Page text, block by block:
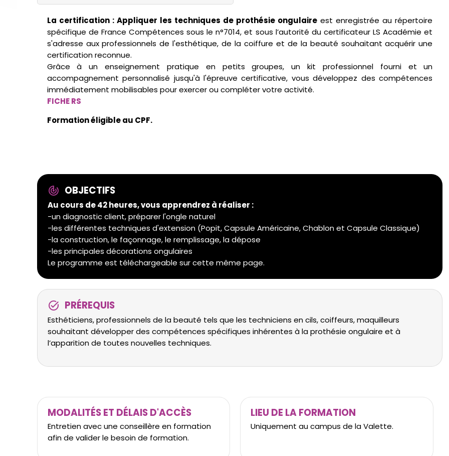
La certification : Appliquer les techniques de prothésie ongulaire est enregistrée au répertoire
spécifique de France Compétences sous le n°7014, et sous l’autorité du certificateur LS Académie et
s'adresse aux professionnels de l'esthétique, de la coiffure et de la beauté souhaitant acquérir une
certification reconnue.
Grâce à un enseignement pratique en petits groupes, un kit professionnel fourni et un
accompagnement personnalisé jusqu'à l'épreuve certificative, vous développez des compétences
immédiatement mobilisables pour exercer ou compléter votre activité.
FICHE RS
Formation éligible au CPF.
track_changes OBJECTIFS
Au cours de 42 heures, vous apprendrez à réaliser :
-un diagnostic client, préparer l'ongle naturel
-les différentes techniques d'extension (Popit, Capsule Américaine, Chablon et Capsule Classique)
-la construction, le façonnage, le remplissage, la dépose
-les principales décorations ongulaires
Le programme est téléchargeable sur cette même page.
task_alt PRÉREQUIS
Esthéticiens, professionnels de la beauté tels que les techniciens en cils, coiffeurs, maquilleurs
souhaitant développer des compétences spécifiques inhérentes à la prothésie ongulaire et à
l’apparition de toutes nouvelles techniques.
MODALITÉS ET DÉLAIS D'ACCÈS
Entretien avec une conseillère en formation
afin de valider le besoin de formation.
LIEU DE LA FORMATION
Uniquement au campus de la Valette.